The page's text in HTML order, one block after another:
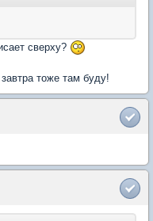
сверху?
тоже там буду!